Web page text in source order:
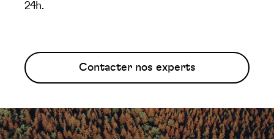
24h.
Contacter nos experts